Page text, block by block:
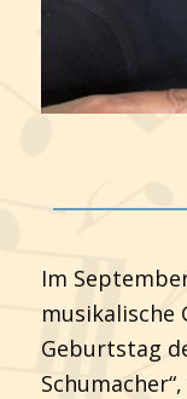
Im
musikalische
Geburtstag